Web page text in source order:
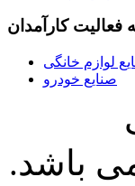
فعالیت کارآمدان
لوازم خانگی
صنایع خودرو